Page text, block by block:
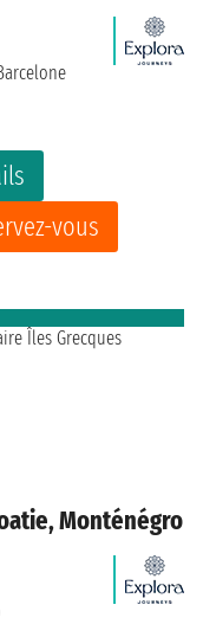
vous
Monténégro